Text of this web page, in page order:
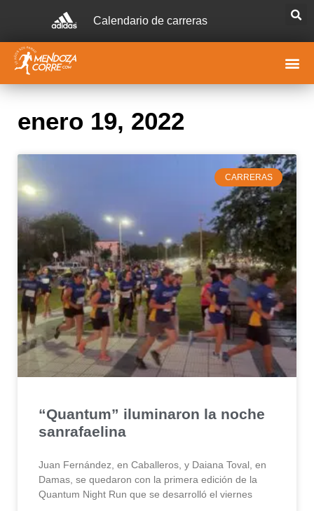
Calendario de carreras
enero 19, 2022
CARRERAS
“Quantum” iluminaron la noche
sanrafaelina
Juan Fernández, en Caballeros, y Daiana Toval, en
Damas, se quedaron con la primera edición de la
Quantum Night Run que se desarrolló el viernes